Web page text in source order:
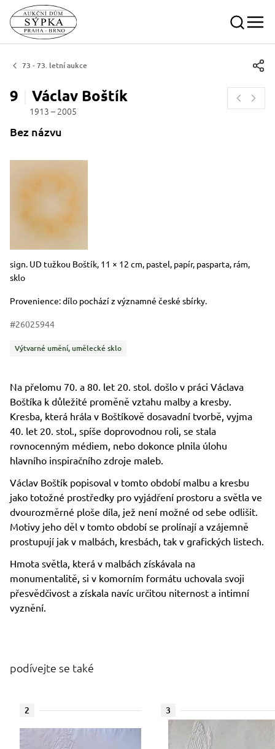
73 - 73. letní aukce
9 Václav Boštík
1913 – 2005
Bez názvu
Rozměry
Stručný popis předmětu
sign. UD tužkou Boštík, 11 × 12 cm, pastel, papír, pasparta, rám,
sklo
Provenience: dílo pochází z významné české sbírky.
#26025944
Kategorie
Výtvarné umění, umělecké sklo
Na přelomu 70. a 80. let 20. stol. došlo v práci Václava
Boštíka k důležité proměně vztahu malby a kresby.
Kresba, která hrála v Boštíkově dosavadní tvorbě, vyjma
40. let 20. stol., spíše doprovodnou roli, se stala
rovnocenným médiem, nebo dokonce plnila úlohu
hlavního inspiračního zdroje maleb.
Václav Boštík popisoval v tomto období malbu a kresbu
jako totožné prostředky pro vyjádření prostoru a světla ve
dvourozměrné ploše díla, jež není možné od sebe odlišit.
Motivy jeho děl v tomto období se prolínají a vzájemně
prostupují jak v malbách, kresbách, tak v grafických listech.
Hmota světla, která v malbách získávala na
monumentalitě, si v komorním formátu uchovala svoji
přesvědčivost a získala navíc určitou niternost a intimní
vyznění.
podívejte se také
2 3